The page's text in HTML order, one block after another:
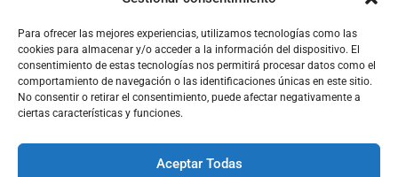
Para ofrecer las mejores experiencias, utilizamos tecnologías como las
cookies para almacenar y/o acceder a la información del dispositivo. El
consentimiento de estas tecnologías nos permitirá procesar datos como el
comportamiento de navegación o las identificaciones únicas en este sitio.
No consentir o retirar el consentimiento, puede afectar negativamente a
ciertas características y funciones.
Aceptar Todas
o
k
p
Calle Cantir, 12 – Nave 7
Polígono Industrial Magarola
08292 Esparreguera – Barcelona
+34 934 397 038
info@maquinariainternacional.com